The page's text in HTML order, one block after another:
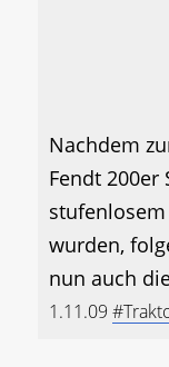
Nachdem
Fendt
wurden,
nun auch
1.11.09